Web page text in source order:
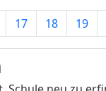
17 18 19